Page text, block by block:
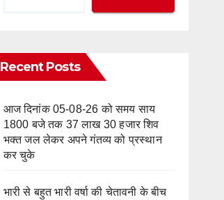
Recent Posts
आज दिनांक 05-08-26 को समय साय
1800 बजे तक 37 लाख 30 हजार शिव
भक्त जल लेकर अपने गंतव्य को प्रस्थान
कर चुके
भारी से बहुत भारी वर्षा की चेतावनी के बीच